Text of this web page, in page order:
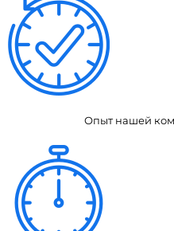
Опыт нашей